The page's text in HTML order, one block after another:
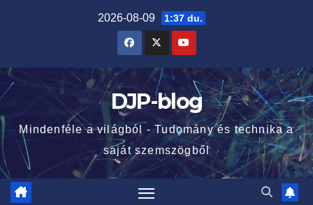
2026-08-09 1:37 du.
DJP-blog
Mindenféle a világból - Tudomány és technika a
saját szemszögből